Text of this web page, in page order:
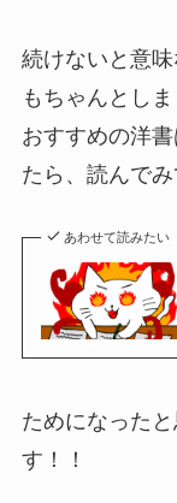
続けないと意
もちゃんとしま
おすすめの洋
たら、読んでみ
あわせて読みたい
ためになった
す！！